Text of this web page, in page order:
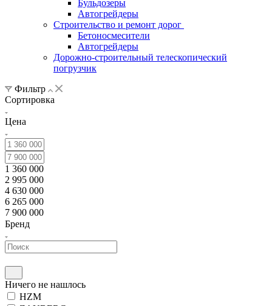
Бульдозеры
Автогрейдеры
Строительство и ремонт дорог
Бетоносмесители
Автогрейдеры
Дорожно-строительный телескопический
погрузчик
Фильтр
Сортировка
Цена
1 360 000
2 995 000
4 630 000
6 265 000
7 900 000
Бренд
Ничего не нашлось
HZM